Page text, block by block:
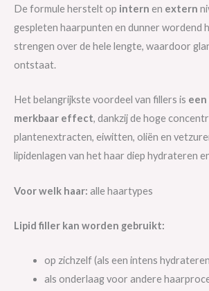
De formule herstelt op intern en extern
gespleten haarpunten en dunner wordend
strengen over de hele lengte, waardoor
ontstaat.
Het belangrijkste voordeel van fillers is
merkbaar effect, dankzij de hoge
plantenextracten, eiwitten, oliën en
lipidenlagen van het haar diep hydrateren
Voor welk haar: alle haartypes
Lipid filler kan worden gebruikt:
op zichzelf (als een intens
als onderlaag voor andere